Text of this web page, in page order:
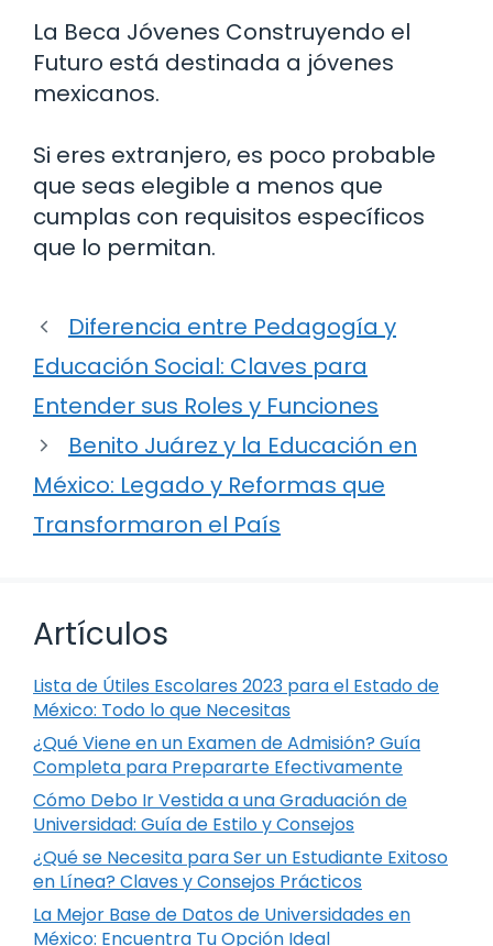
La Beca Jóvenes Construyendo el
Futuro está destinada a jóvenes
mexicanos.
Si eres extranjero, es poco probable
que seas elegible a menos que
cumplas con requisitos específicos
que lo permitan.
Diferencia entre Pedagogía y
Educación Social: Claves para
Entender sus Roles y Funciones
Benito Juárez y la Educación en
México: Legado y Reformas que
Transformaron el País
Artículos
Lista de Útiles Escolares 2023 para el Estado de
México: Todo lo que Necesitas
¿Qué Viene en un Examen de Admisión? Guía
Completa para Prepararte Efectivamente
Cómo Debo Ir Vestida a una Graduación de
Universidad: Guía de Estilo y Consejos
¿Qué se Necesita para Ser un Estudiante Exitoso
en Línea? Claves y Consejos Prácticos
La Mejor Base de Datos de Universidades en
México: Encuentra Tu Opción Ideal